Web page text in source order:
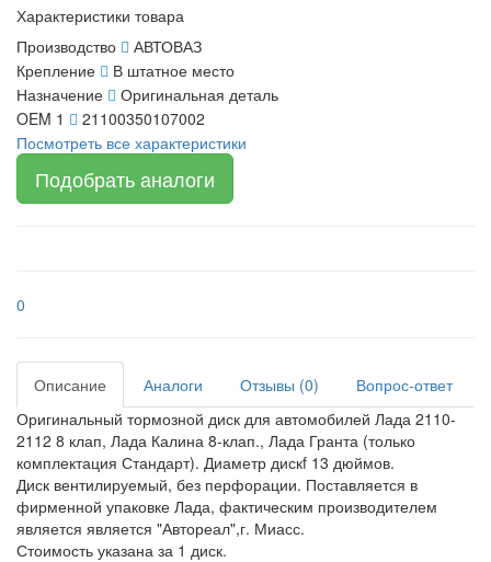
Характеристики товара
Производство
АВТОВАЗ
Крепление
В штатное место
Назначение
Оригинальная деталь
OEM 1
21100350107002
Посмотреть все характеристики
Подобрать аналоги
0
Описание Аналоги Отзывы (0)
Вопрос-ответ
Оригинальный тормозной диск для автомобилей Лада 2110-
2112 8 клап, Лада Калина 8-клап., Лада Гранта (только
комплектация Стандарт). Диаметр дискf 13 дюймов.
Диск вентилируемый, без перфорации. Поставляется в
фирменной упаковке Лада, фактическим производителем
является является "Автореал",г. Миасс.
Стоимость указана за 1 диск.